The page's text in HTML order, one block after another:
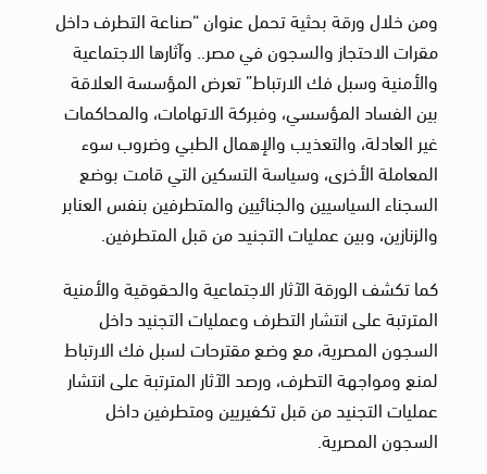
ومن خلال ورقة بحثية تحمل عنوان “صناعة التطرف داخل
مقرات الاحتجاز والسجون في مصر.. وآثارها الاجتماعية
والأمنية وسبل فك الارتباط” تعرض المؤسسة العلاقة
بين الفساد المؤسسي، وفبركة الاتهامات، والمحاكمات
غير العادلة، والتعذيب والإهمال الطبي وضروب سوء
المعاملة الأخرى، وسياسة التسكين التي قامت بوضع
السجناء السياسيين والجنائيين والمتطرفين بنفس العنابر
والزنازين، وبين عمليات التجنيد من قبل المتطرفين.
كما تكشف الورقة الآثار الاجتماعية والحقوقية والأمنية
المترتبة على انتشار التطرف وعمليات التجنيد داخل
السجون المصرية، مع وضع مقترحات لسبل فك الارتباط
لمنع ومواجهة التطرف، ورصد الآثار المترتبة على انتشار
عمليات التجنيد من قبل تكفيريين ومتطرفين داخل
السجون المصرية.